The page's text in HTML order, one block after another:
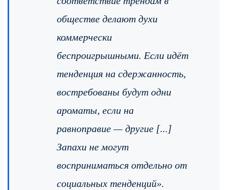
обществе делают духи
коммерчески
беспроигрышными. Если идёт
тенденция на сдержанность,
востребованы будут одни
ароматы, если на
равноправие — другие [...]
Запахи не могут
восприниматься отдельно от
социальных тенденций».